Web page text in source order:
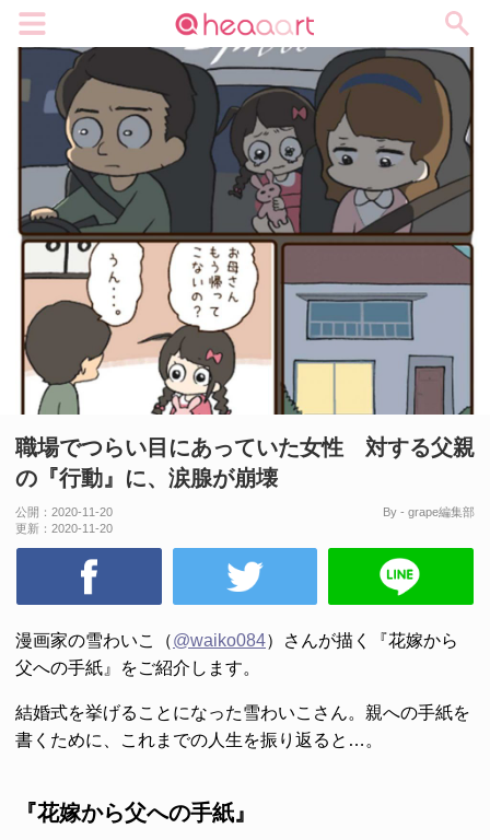
職場でつらい目にあっていた女性 対する父親
の『行動』に、涙腺が崩壊
公開： 2020-11-20
更新： 2020-11-20
By - grape編集部
漫画家の雪わいこ（@waiko084）さんが描く『花嫁から
父への手紙』をご紹介します。
結婚式を挙げることになった雪わいこさん。親への手紙を
書くために、これまでの人生を振り返ると…。
『花嫁から父への手紙』